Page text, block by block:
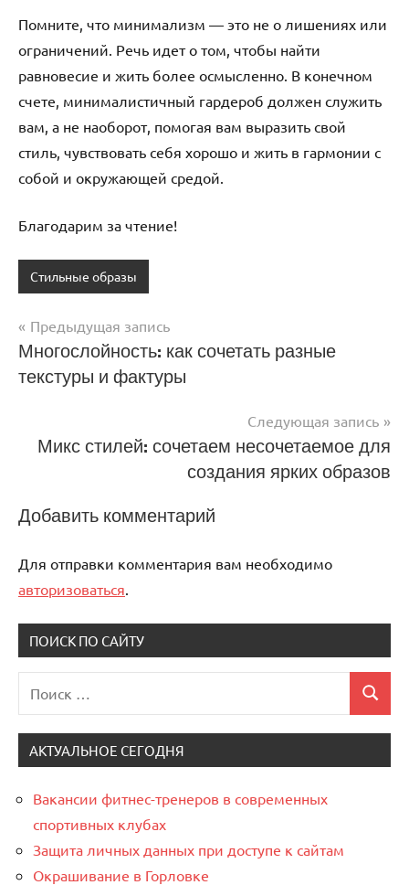
Помните, что минимализм — это не о лишениях или
ограничений. Речь идет о том, чтобы найти
равновесие и жить более осмысленно. В конечном
счете, минималистичный гардероб должен служить
вам, а не наоборот, помогая вам выразить свой
стиль, чувствовать себя хорошо и жить в гармонии с
собой и окружающей средой.
Благодарим за чтение!
Стильные образы
Навигация
по
Предыдущая запись
Многослойность: как сочетать разные
текстуры и фактуры
Следующая запись
Микс стилей: сочетаем несочетаемое для
создания ярких образов
Добавить комментарий
Для отправки комментария вам необходимо
авторизоваться
ПОИСК ПО САЙТУ
для:
Поиск
АКТУАЛЬНОЕ СЕГОДНЯ
Вакансии фитнес-тренеров в современных
спортивных клубах
Защита личных данных при доступе к сайтам
Окрашивание в Горловке